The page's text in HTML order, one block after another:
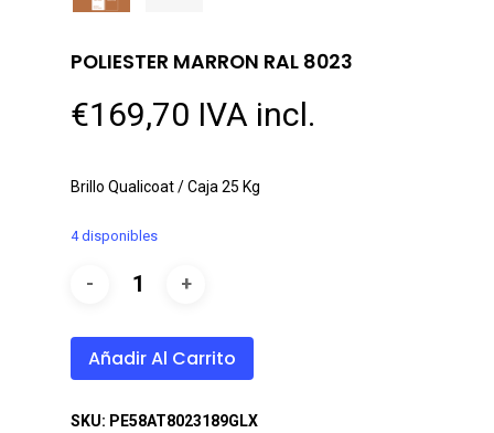
POLIESTER MARRON RAL 8023
€169,70 IVA incl.
Brillo Qualicoat / Caja 25 Kg
4 disponibles
Añadir Al Carrito
SKU: PE58AT8023189GLX